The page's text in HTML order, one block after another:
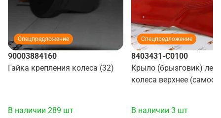
Спецпредложение
90003884160
Гайка крепления колеса (32)
В наличии 289 шт
Спецпредложение
8403431-C0100
Крыло (брызговик)
колеса верхнее
В наличии 3 шт